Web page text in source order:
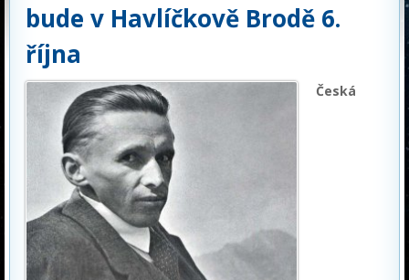
bude v Havlíčkově Brodě 6.
října
Česká